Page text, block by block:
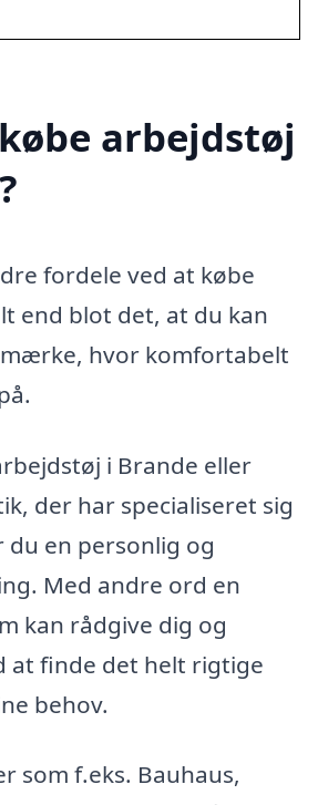
arbejdstøj
fordele ved at købe
end blot det, at du kan
hvor komfortabelt
i Brande eller
der har specialiseret sig
du en personlig og
Med andre ord en
kan rådgive dig og
at finde det helt rigtige
behov.
som f.eks. Bauhaus,